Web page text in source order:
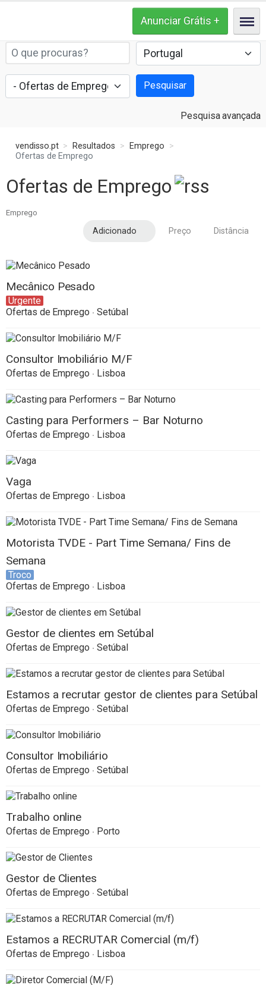
Pesquisar
Pesquisa avançada
vendisso.pt Resultados
Emprego
Ofertas de Emprego
Ofertas de Emprego
Emprego
Adicionado Preço Distância
Mecânico Pesado
Urgente
Ofertas de Emprego
Setúbal
Consultor Imobiliário M/F
Ofertas de Emprego Lisboa
Casting para Performers – Bar Noturno
Ofertas de Emprego Lisboa
Vaga
Ofertas de Emprego Lisboa
Motorista TVDE - Part Time Semana/ Fins de
Semana
Troco
Ofertas de Emprego
Lisboa
Gestor de clientes em Setúbal
Ofertas de Emprego Setúbal
Estamos a recrutar gestor de clientes para Setúbal
Ofertas de Emprego Setúbal
Consultor Imobiliário
Ofertas de Emprego Setúbal
Trabalho online
Ofertas de Emprego Porto
Gestor de Clientes
Ofertas de Emprego Setúbal
Estamos a RECRUTAR Comercial (m/f)
Ofertas de Emprego Lisboa